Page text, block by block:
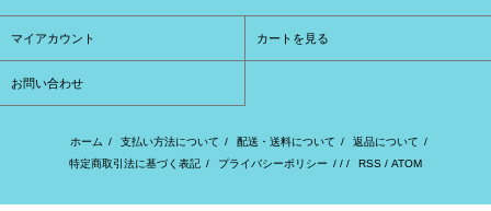
マイアカウント カートを見る
お問い合わせ
ホーム / 支払い方法について / 配送・送料について / 返品について /
特定商取引法に基づく表記 / プライバシーポリシー / / / RSS / ATOM